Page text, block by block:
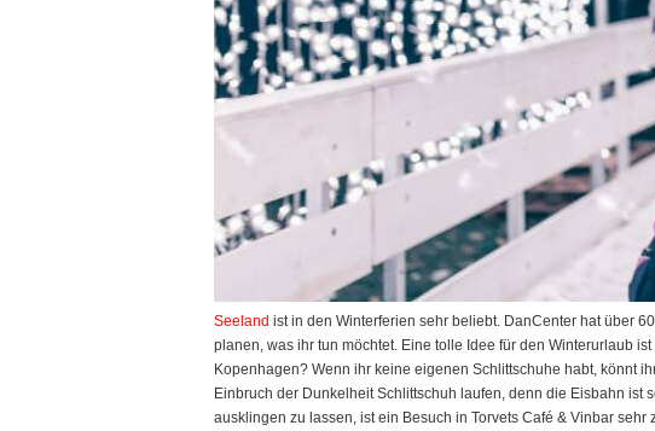
Seeland ist in den Winterferien sehr beliebt. DanCenter hat über
planen, was ihr tun möchtet. Eine tolle Idee für den Winterurlaub
Kopenhagen? Wenn ihr keine eigenen Schlittschuhe habt, könnt
Einbruch der Dunkelheit Schlittschuh laufen, denn die Eisbahn ist
ausklingen zu lassen, ist ein Besuch in Torvets Café & Vinbar